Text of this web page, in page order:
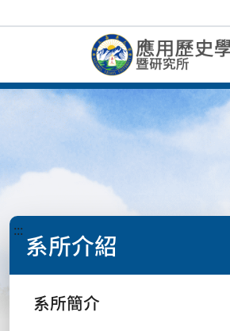
::: 系所介紹
系所簡介